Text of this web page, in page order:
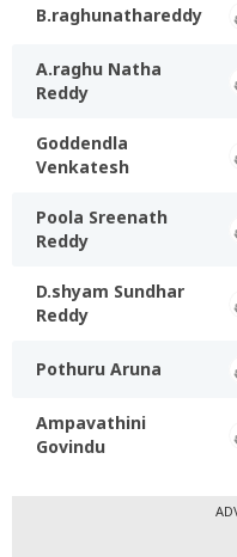
B.raghunathareddy
A.raghu Natha
Reddy
Goddendla
Venkatesh
Poola Sreenath
Reddy
D.shyam Sundhar
Reddy
Pothuru Aruna
Ampavathini
Govindu